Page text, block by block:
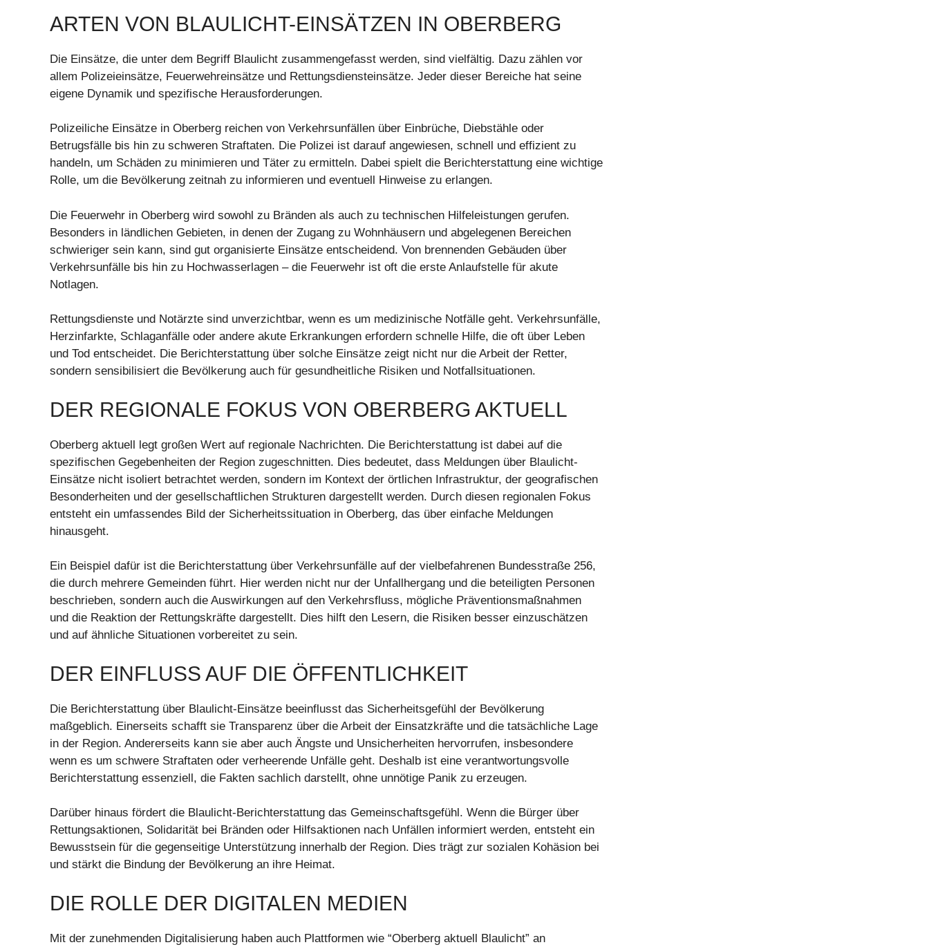
ARTEN VON BLAULICHT-EINSÄTZEN IN OBERBERG
Die Einsätze, die unter dem Begriff Blaulicht zusammengefasst werden, sind vielfältig. Dazu zählen vor
allem Polizeieinsätze, Feuerwehreinsätze und Rettungsdiensteinsätze. Jeder dieser Bereiche hat seine
eigene Dynamik und spezifische Herausforderungen.
Polizeiliche Einsätze in Oberberg reichen von Verkehrsunfällen über Einbrüche, Diebstähle oder
Betrugsfälle bis hin zu schweren Straftaten. Die Polizei ist darauf angewiesen, schnell und effizient zu
handeln, um Schäden zu minimieren und Täter zu ermitteln. Dabei spielt die Berichterstattung eine wichtige
Rolle, um die Bevölkerung zeitnah zu informieren und eventuell Hinweise zu erlangen.
Die Feuerwehr in Oberberg wird sowohl zu Bränden als auch zu technischen Hilfeleistungen gerufen.
Besonders in ländlichen Gebieten, in denen der Zugang zu Wohnhäusern und abgelegenen Bereichen
schwieriger sein kann, sind gut organisierte Einsätze entscheidend. Von brennenden Gebäuden über
Verkehrsunfälle bis hin zu Hochwasserlagen – die Feuerwehr ist oft die erste Anlaufstelle für akute
Notlagen.
Rettungsdienste und Notärzte sind unverzichtbar, wenn es um medizinische Notfälle geht. Verkehrsunfälle,
Herzinfarkte, Schlaganfälle oder andere akute Erkrankungen erfordern schnelle Hilfe, die oft über Leben
und Tod entscheidet. Die Berichterstattung über solche Einsätze zeigt nicht nur die Arbeit der Retter,
sondern sensibilisiert die Bevölkerung auch für gesundheitliche Risiken und Notfallsituationen.
DER REGIONALE FOKUS VON OBERBERG AKTUELL
Oberberg aktuell legt großen Wert auf regionale Nachrichten. Die Berichterstattung ist dabei auf die
spezifischen Gegebenheiten der Region zugeschnitten. Dies bedeutet, dass Meldungen über Blaulicht-
Einsätze nicht isoliert betrachtet werden, sondern im Kontext der örtlichen Infrastruktur, der geografischen
Besonderheiten und der gesellschaftlichen Strukturen dargestellt werden. Durch diesen regionalen Fokus
entsteht ein umfassendes Bild der Sicherheitssituation in Oberberg, das über einfache Meldungen
hinausgeht.
Ein Beispiel dafür ist die Berichterstattung über Verkehrsunfälle auf der vielbefahrenen Bundesstraße 256,
die durch mehrere Gemeinden führt. Hier werden nicht nur der Unfallhergang und die beteiligten Personen
beschrieben, sondern auch die Auswirkungen auf den Verkehrsfluss, mögliche Präventionsmaßnahmen
und die Reaktion der Rettungskräfte dargestellt. Dies hilft den Lesern, die Risiken besser einzuschätzen
und auf ähnliche Situationen vorbereitet zu sein.
DER EINFLUSS AUF DIE ÖFFENTLICHKEIT
Die Berichterstattung über Blaulicht-Einsätze beeinflusst das Sicherheitsgefühl der Bevölkerung
maßgeblich. Einerseits schafft sie Transparenz über die Arbeit der Einsatzkräfte und die tatsächliche Lage
in der Region. Andererseits kann sie aber auch Ängste und Unsicherheiten hervorrufen, insbesondere
wenn es um schwere Straftaten oder verheerende Unfälle geht. Deshalb ist eine verantwortungsvolle
Berichterstattung essenziell, die Fakten sachlich darstellt, ohne unnötige Panik zu erzeugen.
Darüber hinaus fördert die Blaulicht-Berichterstattung das Gemeinschaftsgefühl. Wenn die Bürger über
Rettungsaktionen, Solidarität bei Bränden oder Hilfsaktionen nach Unfällen informiert werden, entsteht ein
Bewusstsein für die gegenseitige Unterstützung innerhalb der Region. Dies trägt zur sozialen Kohäsion bei
und stärkt die Bindung der Bevölkerung an ihre Heimat.
DIE ROLLE DER DIGITALEN MEDIEN
Mit der zunehmenden Digitalisierung haben auch Plattformen wie “Oberberg aktuell Blaulicht” an